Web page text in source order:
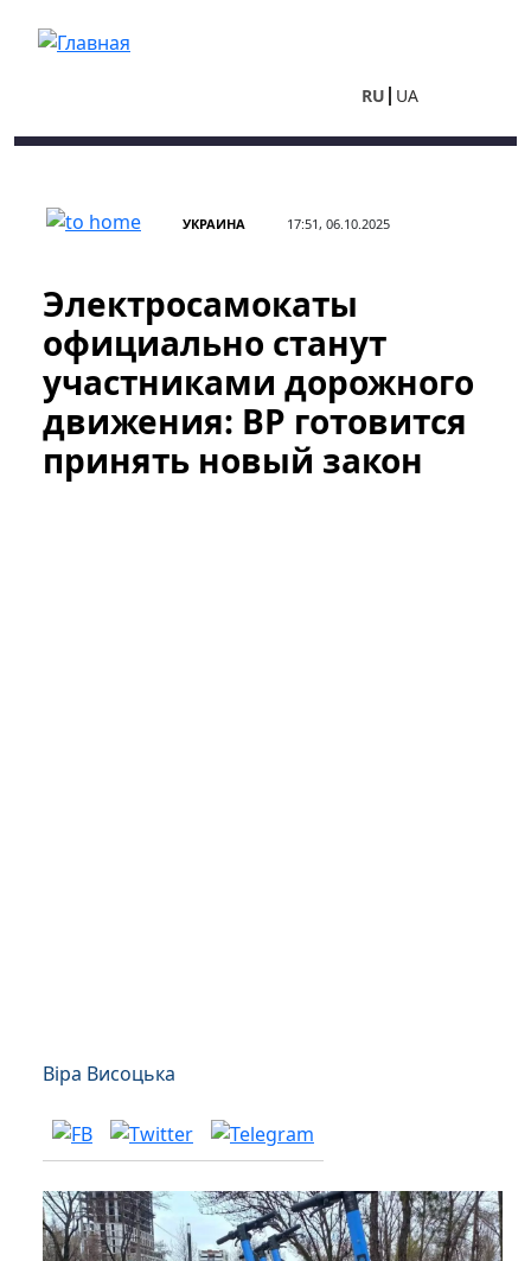
RU UA
УКРАИНА 17:51, 06.10.2025
Электросамокаты
официально станут
участниками дорожного
движения: ВР готовится
принять новый закон
Віра Висоцька